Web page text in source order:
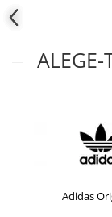
ALEGE-
Adidas